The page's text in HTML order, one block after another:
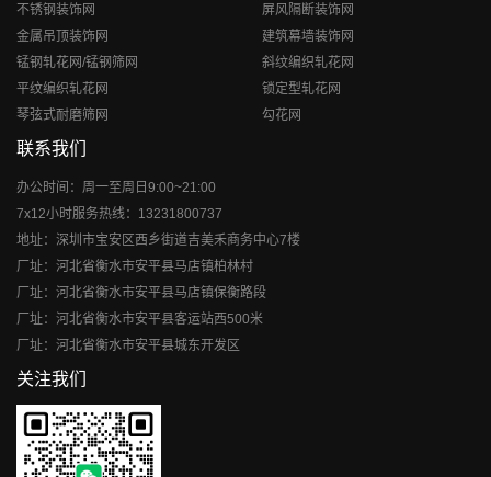
不锈钢装饰网
屏风隔断装饰网
金属吊顶装饰网
建筑幕墙装饰网
锰钢轧花网/锰钢筛网
斜纹编织轧花网
平纹编织轧花网
锁定型轧花网
琴弦式耐磨筛网
勾花网
联系我们
办公时间：周一至周日9:00~21:00
7x12小时服务热线：13231800737
地址：深圳市宝安区西乡街道吉美禾商务中心7楼
厂址：河北省衡水市安平县马店镇柏林村
厂址：河北省衡水市安平县马店镇保衡路段
厂址：河北省衡水市安平县客运站西500米
厂址：河北省衡水市安平县城东开发区
关注我们